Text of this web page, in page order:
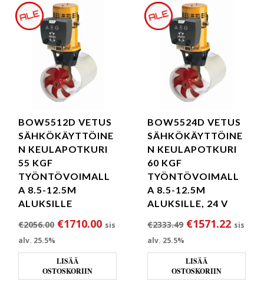
BOW5512D VETUS
SÄHKÖKÄYTTÖINE
N KEULAPOTKURI
55 KGF
TYÖNTÖVOIMALL
A 8.5-12.5M
ALUKSILLE
€2056.00 Alkuperäinen hinta oli: €2056.00.
€1710.00Nykyinen hinta on: €1710.00.
sis
alv. 25.5%
LISÄÄ
OSTOSKORIIN
BOW5524D VETUS
SÄHKÖKÄYTTÖINE
N KEULAPOTKURI
60 KGF
TYÖNTÖVOIMALL
A 8.5-12.5M
ALUKSILLE, 24 V
€2333.49 Alkuperäinen
€1571.22 sis
alv. 25.5%
LISÄÄ
OSTOSKORIIN